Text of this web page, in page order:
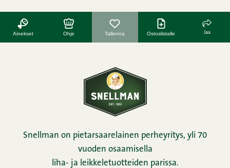
Ainekset Ohje Tallenna Ostoslistalle Jaa
Snellman on pietarsaarelainen perheyritys, yli 70
vuoden osaamisella
liha- ja leikkeletuotteiden parissa.